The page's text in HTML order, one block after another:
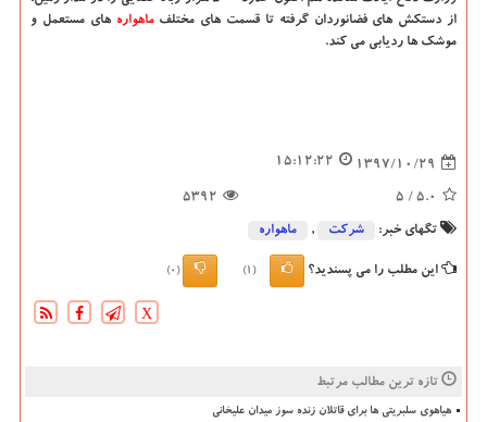
از دستكش های فضانوردان گرفته تا قسمت های مختلفماهواره های مستعمل و
موشك ها ردیابی می كند.
1397/10/29
15:12:22
5.0
/ 5
5392
تگهای خبر: شركت , ماهواره
این مطلب را می پسندید؟ (1)
(0)
X
تازه ترین مطالب مرتبط
هیاهوی سلبریتی ها برای قاتلان زنده سوز میدان علیخانی